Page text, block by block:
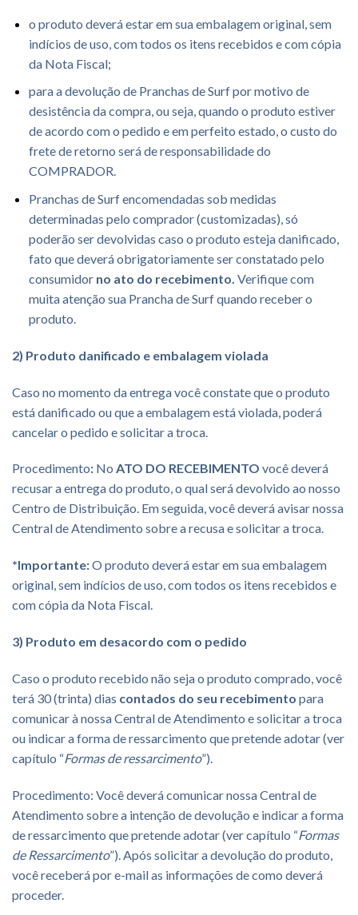
o produto deverá estar em sua embalagem original, sem
indícios de uso, com todos os itens recebidos e com cópia
da Nota Fiscal;
para a devolução de Pranchas de Surf por motivo de
desistência da compra, ou seja, quando o produto estiver
de acordo com o pedido e em perfeito estado, o custo do
frete de retorno será de responsabilidade do
COMPRADOR.
Pranchas de Surf encomendadas sob medidas
determinadas pelo comprador (customizadas), só
poderão ser devolvidas caso o produto esteja danificado,
fato que deverá obrigatoriamente ser constatado pelo
consumidorno ato do recebimento. Verifique com
muita atenção sua Prancha de Surf quando receber o
produto.
2) Produto danificado e embalagem violada
Caso no momento da entrega você constate que o produto
está danificado ou que a embalagem está violada, poderá
cancelar o pedido e solicitar a troca.
Procedimento: No ATO DO RECEBIMENTO você deverá
recusar a entrega do produto, o qual será devolvido ao nosso
Centro de Distribuição. Em seguida, você deverá avisar nossa
Central de Atendimento sobre a recusa e solicitar a troca.
*Importante:O produto deverá estar em sua embalagem
original, sem indícios de uso, com todos os itens recebidos e
com cópia da Nota Fiscal.
3) Produto em desacordo com o pedido
Caso o produto recebido não seja o produto comprado, você
terá 30 (trinta) dias contados do seu recebimento para
comunicar à nossa Central de Atendimento e solicitar a troca
ou indicar a forma de ressarcimento que pretende adotar (ver
capítulo “Formas de ressarcimento”).
Procedimento: Você deverá comunicar nossa Central de
Atendimento sobre a intenção de devolução e indicar a forma
de ressarcimento que pretende adotar (ver capítulo “Formas
de Ressarcimento”). Após solicitar a devolução do produto,
você receberá por e-mail as informações de como deverá
proceder.